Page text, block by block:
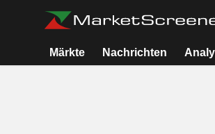
Märkte Nachrichten